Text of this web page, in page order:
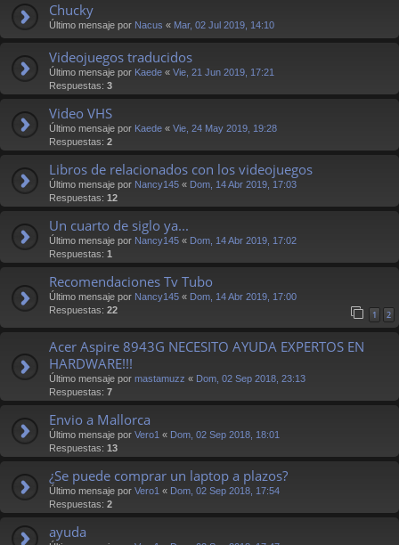
Chucky
Último mensaje por Nacus « Mar, 02 Jul 2019, 14:10
Videojuegos traducidos
Último mensaje por Kaede « Vie, 21 Jun 2019, 17:21
Respuestas: 3
Video VHS
Último mensaje por Kaede « Vie, 24 May 2019, 19:28
Respuestas: 2
Libros de relacionados con los videojuegos
Último mensaje por Nancy145 « Dom, 14 Abr 2019, 17:03
Respuestas: 12
Un cuarto de siglo ya...
Último mensaje por Nancy145 « Dom, 14 Abr 2019, 17:02
Respuestas: 1
Recomendaciones Tv Tubo
Último mensaje por Nancy145 « Dom, 14 Abr 2019, 17:00
Respuestas: 22 1 2
Acer Aspire 8943G NECESITO AYUDA EXPERTOS EN
HARDWARE!!!
Último mensaje por mastamuzz « Dom, 02 Sep 2018, 23:13
Respuestas: 7
Envio a Mallorca
Último mensaje por Vero1 « Dom, 02 Sep 2018, 18:01
Respuestas: 13
¿Se puede comprar un laptop a plazos?
Último mensaje por Vero1 « Dom, 02 Sep 2018, 17:54
Respuestas: 2
ayuda